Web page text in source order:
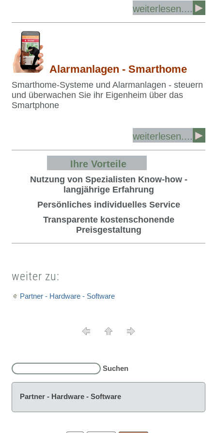
weiterlesen.... ►
Alarmanlagen - Smarthome
Smarthome-Systeme und Alarmanlagen - steuern
und überwachen Sie ihr Eigenheim über das
Smartphone
weiterlesen.... ►
Ihre Vorteile
Nutzung von Spezialisten Know-how -
langjährige Erfahrung
Persönliches individuelles Service
Transparente kostenschonende
Preisgestaltung
weiter zu:
Partner - Hardware - Software
Partner - Hardware - Software